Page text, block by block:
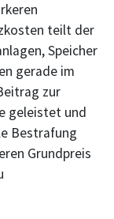
teilt der
Speicher
gerade im
zur
geleistet und
Bestrafung
Grundpreis